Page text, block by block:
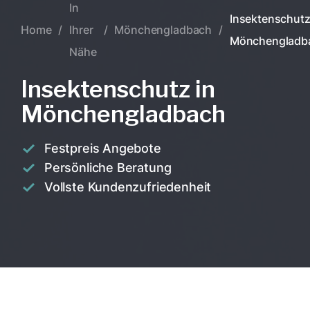
Home /
In
Ihrer
Nähe
/ Mönchengladbach /
Insektenschutz in
Mönchengladbach
Festpreis Angebote
Persönliche Beratung
Vollste Kundenzufriedenheit